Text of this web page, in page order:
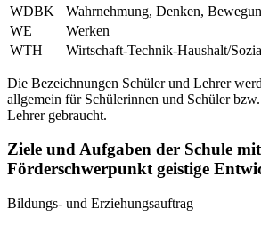
WDBK
Wahrnehmung, Denken,
WE
Werken
WTH
Wirtschaft-Technik-Haushalt/
Die Bezeichnungen Schüler und Lehrer
allgemein für Schülerinnen und Schüler
Lehrer gebraucht.
Ziele und Aufgaben der Schule
Förderschwerpunkt geistige
Bildungs- und Erziehungsauftrag